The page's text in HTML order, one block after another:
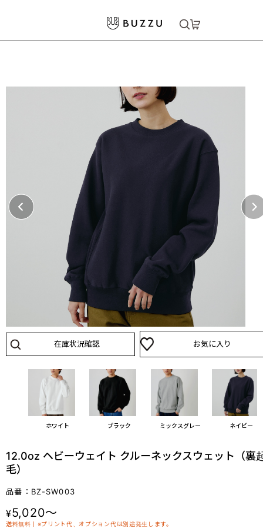
パーカー・スウェット >スウェット
12.0oz ヘビーウェイト クルーネックスウェット（裏起毛）
在庫状況確認 お気に入り
ホワイト ブラック ミックスグレー ネイビー
12.0oz ヘビーウェイト クルーネックスウェット（裏
毛）
品番：BZ-SW003
¥5,020～
送料無料丨※プリント代、オプション代は別途発生します。